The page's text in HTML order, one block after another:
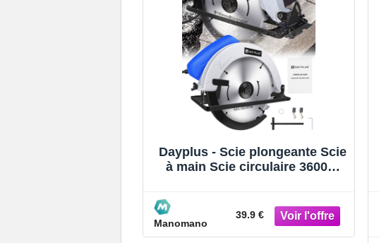
Dayplus - Scie plongeante Scie
à main Scie circulaire 3600W
Manomano
39.9 €